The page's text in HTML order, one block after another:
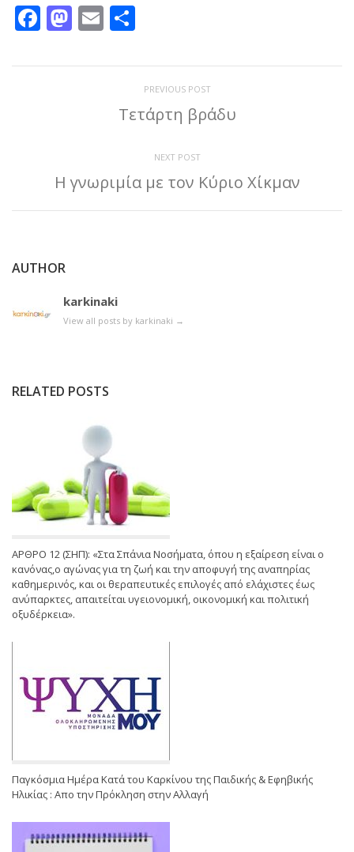
Facebook
Mastodon
Email
PREVIOUS POST
Τετάρτη βράδυ
NEXT POST
Η γνωριμία με τον Κύριο Χίκμαν
AUTHOR
karkinaki
View all posts by karkinaki →
RELATED POSTS
ΑΡΘΡΟ 12 (ΣΗΠ): «Στα Σπάνια Νοσήματα, όπου η εξαίρεση είναι ο
κανόνας,ο αγώνας για τη ζωή και την αποφυγή της αναπηρίας
καθημερινός, και οι θεραπευτικές επιλογές από ελάχιστες έως
ανύπαρκτες, απαιτείται υγειονομική, οικονομική και πολιτική
οξυδέρκεια».
Παγκόσμια Ημέρα Κατά του Καρκίνου της Παιδικής & Εφηβικής
Ηλικίας : Απο την Πρόκληση στην Αλλαγή